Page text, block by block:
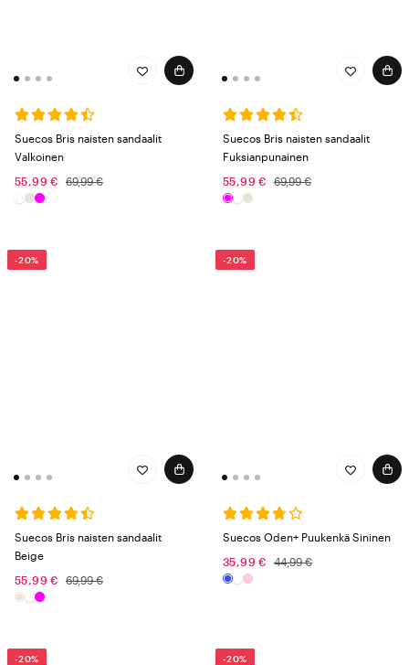
Suecos Bris naisten sandaalit
Valkoinen
55,99 €
69,99 €
Suecos Bris naisten sandaalit
Fuksianpunainen
55,99 €
69,99 €
-20%
Suecos Bris naisten sandaalit
Beige
55,99 €
69,99 €
-20%
Suecos Oden+ Puukenkä Sininen
35,99 €
44,99 €
-20% -20%